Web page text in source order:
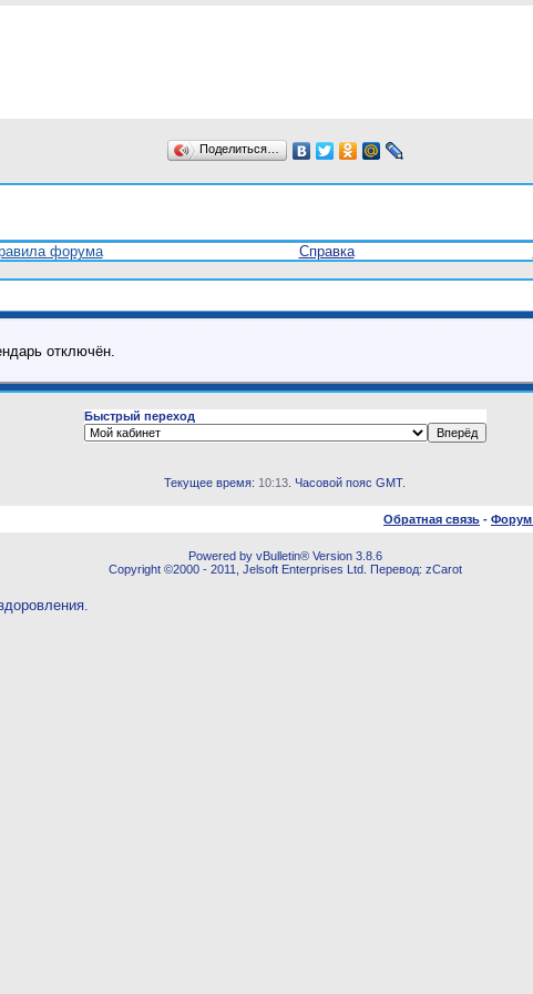
Поделиться…
форума Справка
отключён.
Быстрый переход
Текущее время: 10:13 . Часовой пояс GMT.
Обратная связь - Форум
Powered by vBulletin® Version 3.8.6
Copyright ©2000 - 2011, Jelsoft Enterprises Ltd. Перевод: zCarot